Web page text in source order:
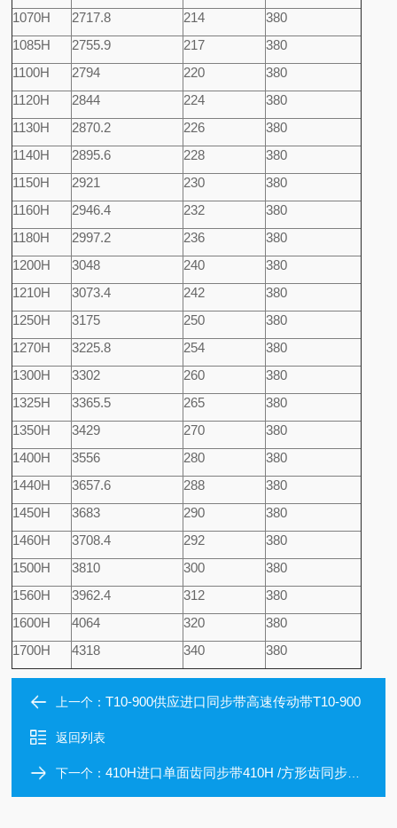
1070H
2717.8 214
380
1085H
2755.9 217
380
1100H
2794 220
380
1120H
2844 224
380
1130H
2870.2 226
380
1140H
2895.6 228
380
1150H
2921 230
380
1160H
2946.4 232
380
1180H
2997.2 236
380
1200H
3048 240
380
1210H
3073.4 242
380
1250H
3175 250
380
1270H
3225.8 254
380
1300H
3302 260
380
1325H
3365.5 265
380
1350H
3429 270
380
1400H
3556 280
380
1440H
3657.6 288
380
1450H
3683 290
380
1460H
3708.4 292
380
1500H
3810 300
380
1560H
3962.4 312
380
1600H
4064 320
380
1700H
4318 340 380
上一个：T10-900供应进口同步带高速传动带T10-900
返回列表
下一个：410H进口单面齿同步带410H /方形齿同步带/ 梯形同步带价格